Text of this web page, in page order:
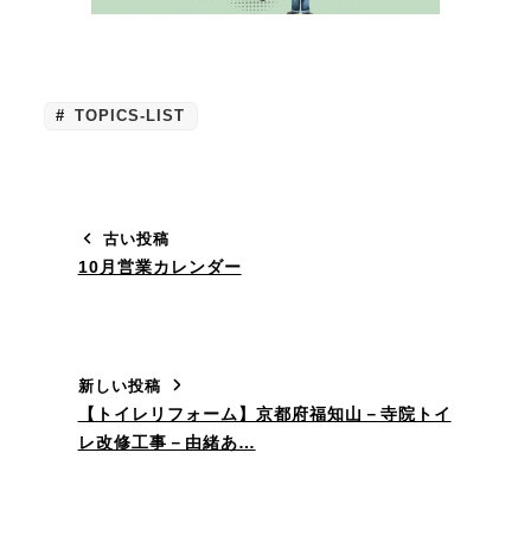
TOPICS-LIST
古い投稿
10月営業カレンダー
新しい投稿
【トイレリフォーム】京都府福知山－寺院トイ
レ改修工事－由緒あ…